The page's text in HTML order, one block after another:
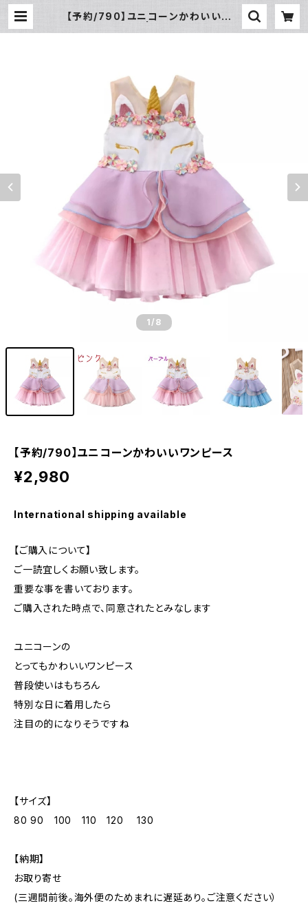
【予約/790】ユニコーンかわいいワン
1/8
【予約/790】ユニコーンかわいいワンピース
¥2,980
International shipping available
【ご購入について】
ご一読宜しくお願い致します。
重要な事を書いております。
ご購入された時点で、同意されたとみなします
ユニコーンの
とってもかわいいワンピース
普段使いはもちろん
特別な日に着用したら
注目の的になりそうですね
【サイズ】
80 90 100 110 120 130
【納期】
お取り寄せ
(三週間前後。海外便のためまれに遅延あり。ご注意ください）